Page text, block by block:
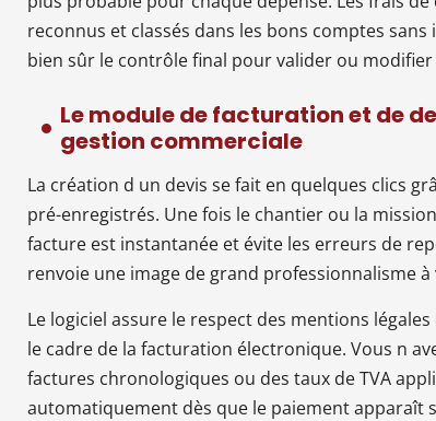
reconnus et classés dans les bons comptes
bien sûr le contrôle final pour valider ou
Le module de facturation et de
gestion commerciale
La création d un devis se fait en quelques clics
pré-enregistrés. Une fois le chantier ou la
facture est instantanée et évite les erreurs de
renvoie une image de grand professionnalisme
Le logiciel assure le respect des mentions
le cadre de la facturation électronique. Vous n
factures chronologiques ou des taux de TVA
automatiquement dès que le paiement apparaît